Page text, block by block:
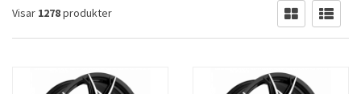
KT16 KT17
Visar 1278produkter